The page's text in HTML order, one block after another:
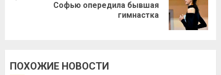
Софью опередила бывшая
гимнастка
ПОХОЖИЕ НОВОСТИ